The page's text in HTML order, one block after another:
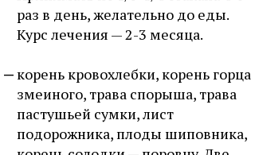
раз в день, желательно до еды.
Курс лечения — 2-3 месяца.
корень кровохлебки, корень горца
змеиного, трава спорыша, трава
пастушьей сумки, лист
подорожника, плоды шиповника,